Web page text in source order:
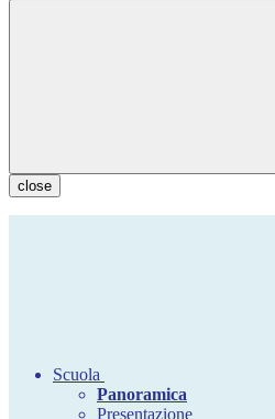
close
Scuola
Panoramica
Presentazione